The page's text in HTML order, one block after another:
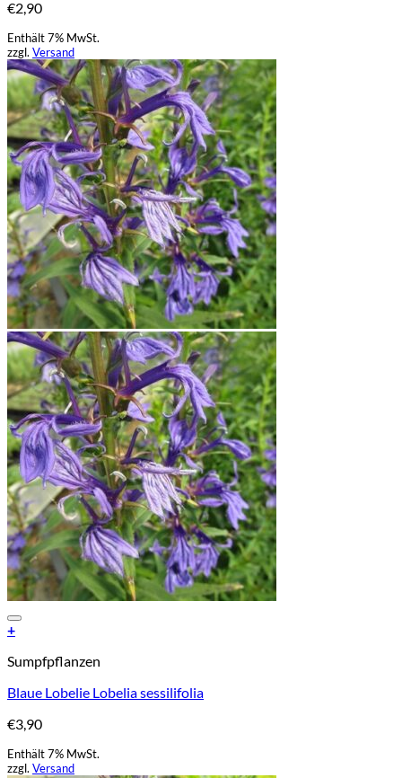
€2,90
Enthält 7% MwSt.
zzgl. Versand
+
Sumpfpflanzen
Blaue Lobelie Lobelia sessilifolia
€3,90
Enthält 7% MwSt.
zzgl. Versand